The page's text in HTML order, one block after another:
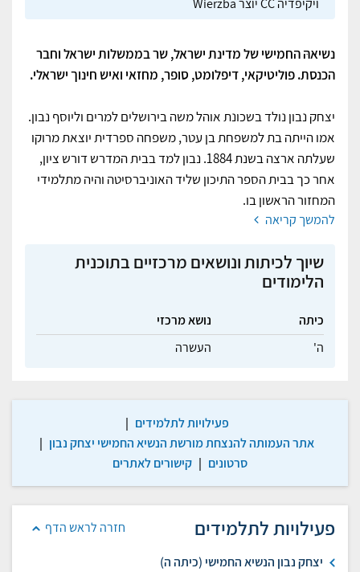
ויקיפדיה CC יוצר Wierzba
נשיאהּ החמישי של מדינת ישראל, שר בממשלות ישראל וחבר
הכנסת. פוליטיקאי, דיפלומט, סופר, מחזאי ואיש חינוך ישראלי.
יצחק נבון נולד בשכונת אוהל משה בירושלים למרים וליוסף נבון.
אמו הייתה בת למשפחת בן עטר, משפחה ספרדית יוצאת מרוקו
שעלתה ארצה בשנת 1884. נבון למד בבית המדרש דורש ציון,
אחר כך בבית הספר התיכון שליד האוניברסיטה והיה מתלמידי
המחזור הראשון בו.
להמשך קריאה
שיוך לכיתות ונושאים מרכזיים בתוכנית
הלימודים
כיתה
נושא מרכזי
ה'
העשרה
פעילויות לתלמידים |
אתר העמותה להנצחת מורשת הנשיא החמישי יצחק נבון |
סרטונים | קישורים לאתרים
חזרה לראש הדף פעילויות לתלמידים
יצחק נבון הנשיא החמישי (כיתה ה)